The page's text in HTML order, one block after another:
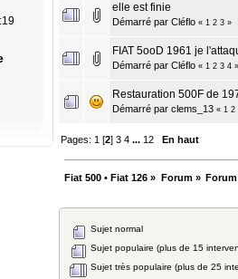
elle est finie
Démarré par Cléflo « 1 2 3 »
FIAT 5ooD 1961 je
Démarré par Cléflo « 1 2 3 4 »
Restauration 500F de
Démarré par clems_13 « 1 2
Pages: 1 [2]3 4 ... 12 En haut
Fiat 500 • Fiat 126 » Forum»
Sujet normal
Sujet populaire (plus de 15
Sujet très populaire (plus de 25